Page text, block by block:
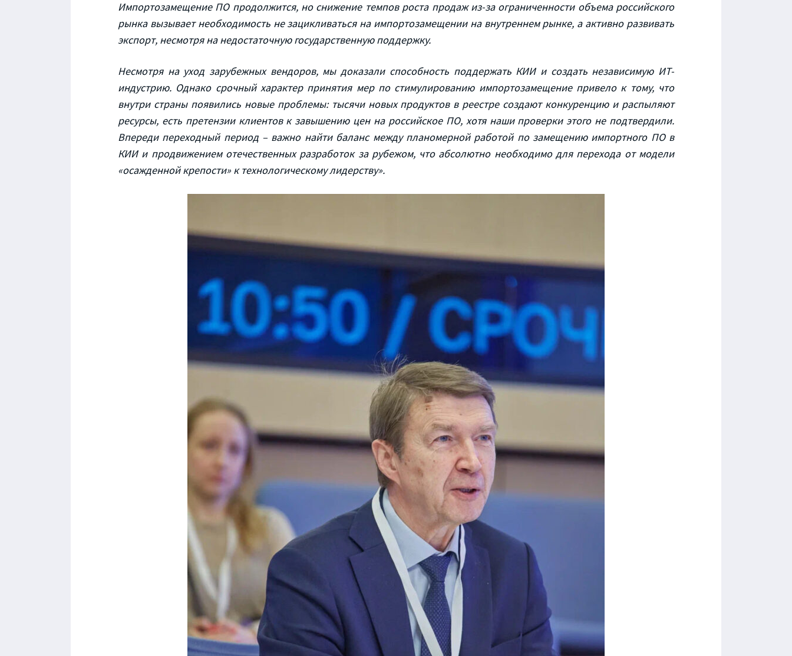
Импортозамещение ПО продолжится, но снижение темпов роста продаж из-за ограниченности объема российского
рынка вызывает необходимость не зацикливаться на импортозамещении на внутреннем рынке, а активно развивать
экспорт, несмотря на недостаточную государственную поддержку.
Несмотря на уход зарубежных вендоров, мы доказали способность поддержать КИИ и создать независимую ИТ-
индустрию. Однако срочный характер принятия мер по стимулированию импортозамещение привело к тому, что
внутри страны появились новые проблемы: тысячи новых продуктов в реестре создают конкуренцию и распыляют
ресурсы, есть претензии клиентов к завышению цен на российское ПО, хотя наши проверки этого не подтвердили.
Впереди переходный период – важно найти баланс между планомерной работой по замещению импортного ПО в
КИИ и продвижением отечественных разработок за рубежом, что абсолютно необходимо для перехода от модели
«осажденной крепости» к технологическому лидерству».